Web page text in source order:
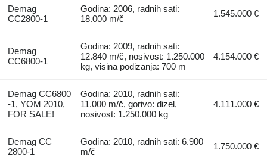
Demag
CC2800-1
Godina: 2006, radnih sati:
18.000 m/č
1.545.000 €
Demag
CC6800-1
Godina: 2009, radnih sati:
12.840 m/č, nosivost: 1.250.000
kg, visina podizanja: 700 m
4.154.000 €
Demag CC6800
-1, YOM 2010,
FOR SALE!
Godina: 2010, radnih sati:
11.000 m/č, gorivo: dizel,
nosivost: 1.250.000 kg
4.111.000 €
Demag CC
2800-1
Godina: 2010, radnih sati: 6.900
m/č
1.750.000 €